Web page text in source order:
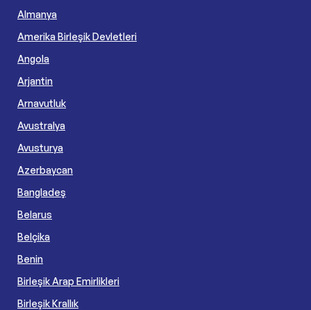
Almanya
Amerika Birleşik Devletleri
Angola
Arjantin
Arnavutluk
Avustralya
Avusturya
Azerbaycan
Bangladeş
Belarus
Belçika
Benin
Birleşik Arap Emirlikleri
Birleşik Krallık